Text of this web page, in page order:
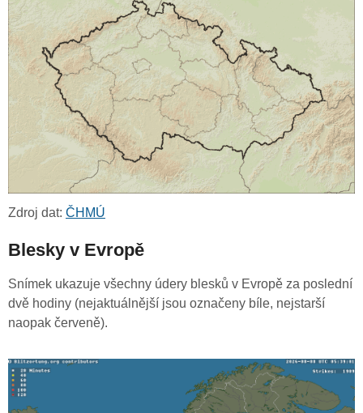
Zdroj dat: ČHMÚ
Blesky v Evropě
Snímek ukazuje všechny údery blesků v Evropě za poslední
dvě hodiny (nejaktuálnější jsou označeny bíle, nejstarší
naopak červeně).